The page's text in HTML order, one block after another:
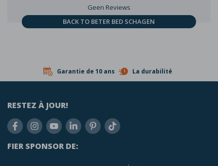
Geen Reviews
BACK TO BETER BED SCHAGEN
Garantie de 10 ans La durabilité
RESTEZ À JOUR!
FIER SPONSOR DE: